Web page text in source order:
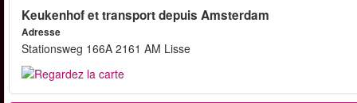
Keukenhof et transport depuis Amsterdam
Adresse
Stationsweg 166A 2161 AM Lisse